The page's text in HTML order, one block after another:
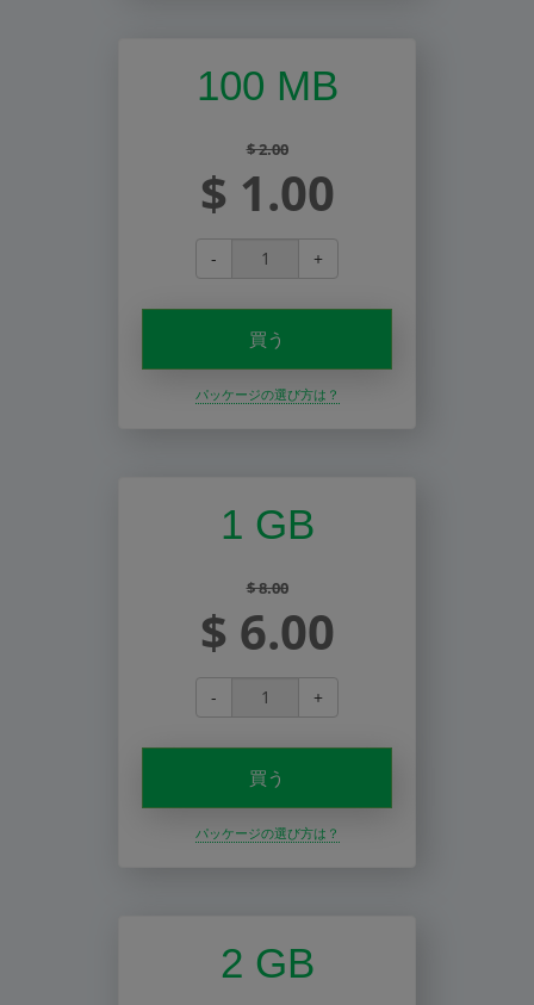
100 MB
$ 2.00
$ 1.00
- +
買う
パッケージの選び方は？
1 GB
$ 8.00
$ 6.00
- +
買う
パッケージの選び方は？
2 GB